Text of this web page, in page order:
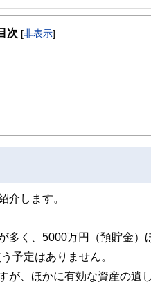
いきたい」と思い独立。
応援するファイナンシャルプランナ
や「マネジメント力」「対人コミュ
次 [非表示]
介します。
多く、5000万円（預貯金）
予定はありません。
、ほかに有効な資産の遺